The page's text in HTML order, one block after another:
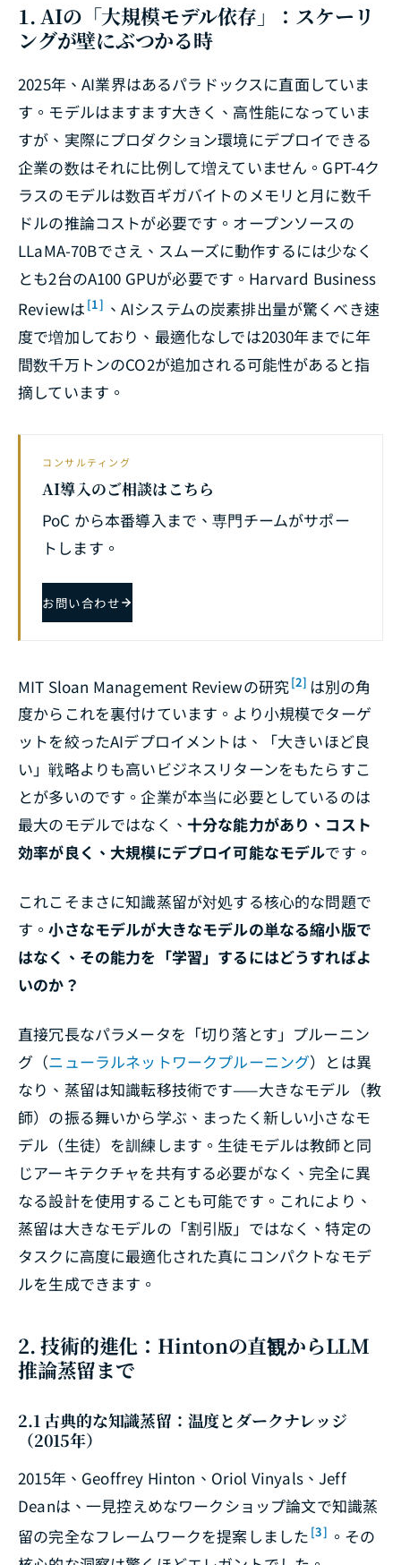
1. AIの「大規模モデル依存」：スケーリ
ングが壁にぶつかる時
2025年、AI業界はあるパラドックスに直面していま
す。モデルはますます大きく、高性能になっていま
すが、実際にプロダクション環境にデプロイできる
企業の数はそれに比例して増えていません。GPT-4ク
ラスのモデルは数百ギガバイトのメモリと月に数千
ドルの推論コストが必要です。オープンソースの
LLaMA-70Bでさえ、スムーズに動作するには少なく
とも2台のA100 GPUが必要です。Harvard Business
Reviewは [1] 、AIシステムの炭素排出量が驚くべき速
度で増加しており、最適化なしでは2030年までに年
間数千万トンのCO2が追加される可能性があると指
摘しています。
コンサルティング
AI導入のご相談はこちら
PoC から本番導入まで、専門チームがサポー
トします。
お問い合わせ
MIT Sloan Management Reviewの研究[2] は別の角
度からこれを裏付けています。より小規模でターゲ
ットを絞ったAIデプロイメントは、「大きいほど良
い」戦略よりも高いビジネスリターンをもたらすこ
とが多いのです。企業が本当に必要としているのは
最大のモデルではなく、 十分な能力があり、コスト
効率が良く、大規模にデプロイ可能なモデルです。
これこそまさに知識蒸留が対処する核心的な問題で
す。小さなモデルが大きなモデルの単なる縮小版で
はなく、その能力を「学習」するにはどうすればよ
いのか？
直接冗長なパラメータを「切り落とす」プルーニン
グ（ニューラルネットワークプルーニング）とは異
なり、蒸留は知識転移技術です——大きなモデル（教
師）の振る舞いから学ぶ、まったく新しい小さなモ
デル（生徒）を訓練します。生徒モデルは教師と同
じアーキテクチャを共有する必要がなく、完全に異
なる設計を使用することも可能です。これにより、
蒸留は大きなモデルの「割引版」ではなく、特定の
タスクに高度に最適化された真にコンパクトなモデ
ルを生成できます。
2. 技術的進化：Hintonの直観からLLM
推論蒸留まで
2.1 古典的な知識蒸留：温度とダークナレッジ
（2015年）
2015年、Geoffrey Hinton、Oriol Vinyals、Jeff
Deanは、一見控えめなワークショップ論文で知識蒸
留の完全なフレームワークを提案しました [3] 。その